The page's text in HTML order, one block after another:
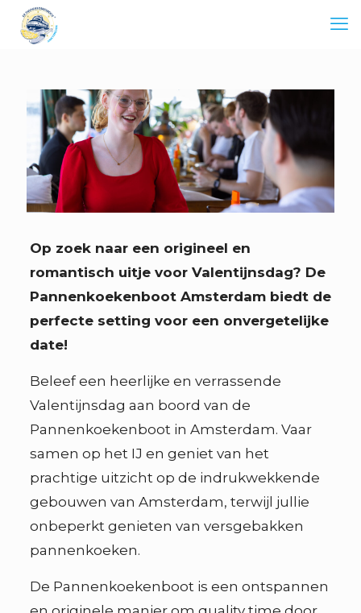
Op zoek naar een origineel en
romantisch uitje voor Valentijnsdag? De
Pannenkoekenboot Amsterdam biedt de
perfecte setting voor een onvergetelijke
date!
Beleef een heerlijke en verrassende
Valentijnsdag aan boord van de
Pannenkoekenboot in Amsterdam. Vaar
samen op het IJ en geniet van het
prachtige uitzicht op de indrukwekkende
gebouwen van Amsterdam, terwijl jullie
onbeperkt genieten van versgebakken
pannenkoeken.
De Pannenkoekenboot is een ontspannen